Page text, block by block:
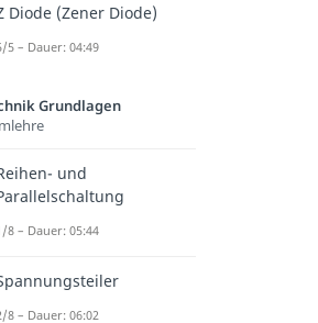
Diode (Zener Diode)
5 – Dauer: 04:49
Grundlagen
und
8 – Dauer: 05:44
8 – Dauer: 06:02